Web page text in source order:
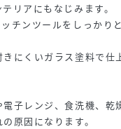
リアにもなじみます。
チンツールをしっかり
にくいガラス塗料で仕
子レンジ、食洗機、乾
原因になります。